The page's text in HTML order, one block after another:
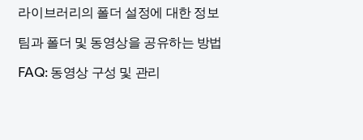
라이브러리의 폴더 설정에 대한 정보
팀과 폴더 및 동영상을 공유하는 방법
FAQ: 동영상 구성 및 관리